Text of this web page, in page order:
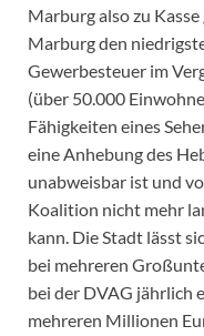
Marburg also zu
Marburg den
Gewerbesteuer im
(über 50.000
Fähigkeiten eines
eine Anhebung des
unabweisbar ist und
Koalition nicht mehr
kann. Die Stadt lässt
bei mehreren
bei der DVAG jährlich
mehreren Millionen